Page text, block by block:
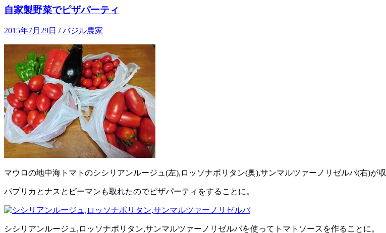
自家製野菜でピザパーティ
2015年7月29日 /バジル農家
マウロの地中海トマトのシシリアンルージュ(左),ロッソナポリタン(奥),サンマルツァーノリゼルバ(右)が収
パプリカとナスとピーマンも取れたのでピザパーティをすることに。
シシリアンルージュ,ロッソナポリタン,サンマルツァーノリゼルバを使ってトマトソースを作ることに。